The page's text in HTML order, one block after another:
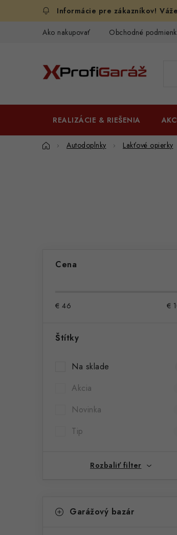
Ako nakupovať Obchodné
REALIZÁCIE & RIEŠENIA
DomovAutodoplnky Lakťové opierky
Cena
€ 46 €
Štítky
Na sklade
Akcia
Novinka
Tip
Rozbaliť filter
kategórieGarážový bazár